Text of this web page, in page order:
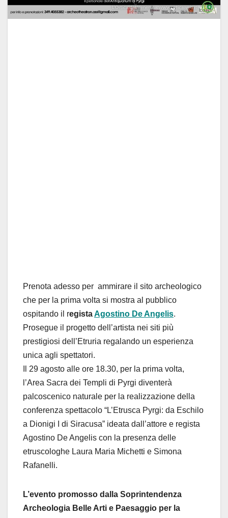
Prenota adesso per ammirare il sito archeologico
che per la prima volta si mostra al pubblico
ospitando il registaAgostino De Angelis.
Prosegue il progetto dell’artista nei siti più
prestigiosi dell’Etruria regalando un esperienza
unica agli spettatori.
Il 29 agosto alle ore 18.30, per la prima volta,
l’Area Sacra dei Templi di Pyrgi diventerà
palcoscenico naturale per la realizzazione della
conferenza spettacolo “L’Etrusca Pyrgi: da Eschilo
a Dionigi I di Siracusa” ideata dall’attore e regista
Agostino De Angelis con la presenza delle
etruscologhe Laura Maria Michetti e Simona
Rafanelli.
L’evento promosso dalla Soprintendenza
Archeologia Belle Arti e Paesaggio per la